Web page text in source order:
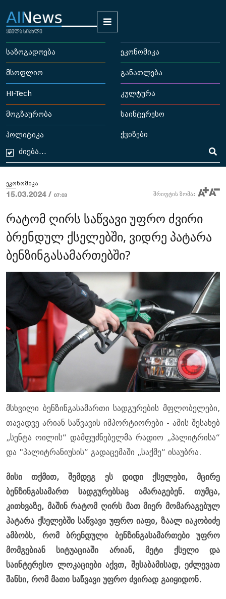
საზოგადოება ეკონომიკა
მსოფლიო განათლება
HI-Tech კულტურა
მოგზაურობა საინტერესო
პოლიტიკა ქვიზები
ეკონომიკა
15.03.2024 / 07:03 შრიფტის ზომა:
რატომ ღირს საწვავი უფრო ძვირი
ბრენდულ ქსელებში, ვიდრე პატარა
ბენზინგასამართებში?
მსხვილი ბენზინგასამართი სადგურების მფლობელები,
თავადვე არიან საწვავის იმპორტიორები - ამის შესახებ
„სენტა ოილის“ დამფუძნებელმა რადიო „პალიტრისა“
და "პალიტრანიუსის“ გადაცემაში „საქმე“ ისაუბრა.
მისი თქმით, შემდეგ ეს დიდი ქსელები, მცირე
ბენზინგასამართ სადგურებსაც ამარაგებენ. თუმცა,
კითხვაზე, მაშინ რატომ ღირს მათ მიერ მომარაგებულ
პატარა ქსელებში საწვავი უფრო იაფი, ზაალ იაკობიძე
ამბობს, რომ ბრენდული ბენზინგასამართები უფრო
მომგებიან სიტუაციაში არიან, მეტი ქსელი და
საინტერესო ლოკაციები აქვთ, შესაბამისად, ეძლევათ
შანსი, რომ მათი საწვავი უფრო ძვირად გაიყიდონ.